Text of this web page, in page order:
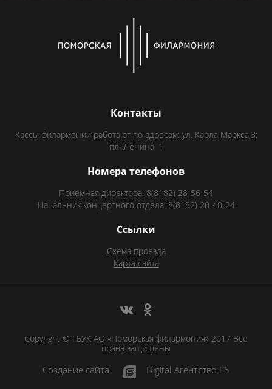
Контакты
Кассы филармонии работают по адресам: ул. Карла Маркса,3;
пл. Ленина, 1
Номера телефонов
Приёмная директора: 8(8182) 28-56-54
Начальник концертного отдела: 8(8182) 20-40-24
Ссылки
Схема проезда
Карта сайта
Copyright © ГБУК АО «Поморская филармония» 2017 Все
права защищены
Создание сайта Digital-Агентство F5